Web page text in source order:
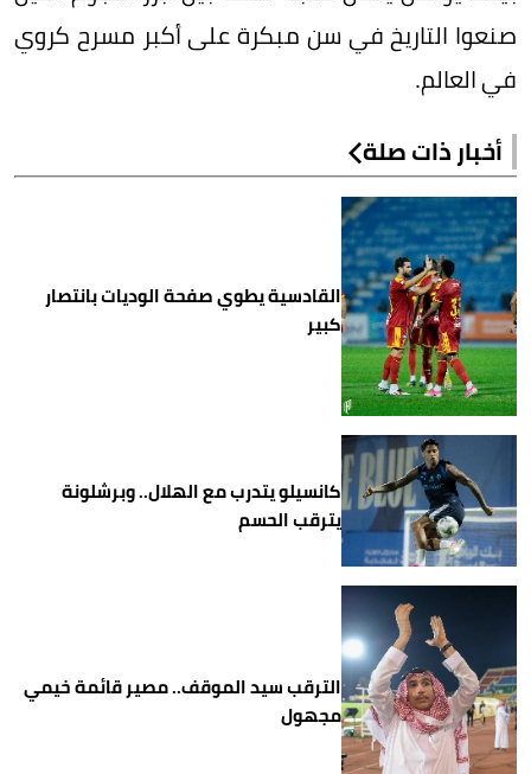
صنعوا التاريخ في سن مبكرة على أكبر مسرح كروي
في العالم.
أخبار ذات صلة
القادسية يطوي صفحة الوديات بانتصار
كبير
كانسيلو يتدرب مع الهلال.. وبرشلونة
يترقب الحسم
الترقب سيد الموقف.. مصير قائمة خيمي
مجهول